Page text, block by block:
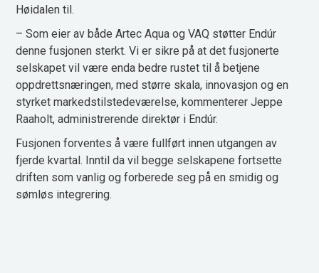
Høidalen til.
– Som eier av både Artec Aqua og VAQ støtter Endúr
denne fusjonen sterkt. Vi er sikre på at det fusjonerte
selskapet vil være enda bedre rustet til å betjene
oppdrettsnæringen, med større skala, innovasjon og en
styrket markedstilstedeværelse, kommenterer Jeppe
Raaholt, administrerende direktør i Endúr.
Fusjonen forventes å være fullført innen utgangen av
fjerde kvartal. Inntil da vil begge selskapene fortsette
driften som vanlig og forberede seg på en smidig og
sømløs integrering.